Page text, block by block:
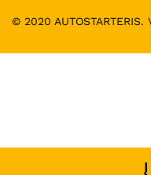
© 2020